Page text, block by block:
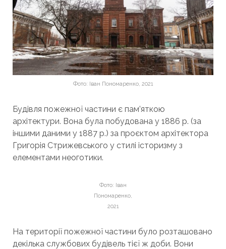
Фото: Іван Пономаренко, 2021
Будівля пожежної частини є пам’яткою
архітектури. Вона була побудована у 1886 р. (за
іншими даними у 1887 р.) за проєктом архітектора
Григорія Стрижевського у стилі історизму з
елементами неоготики.
Фото: Іван
Пономаренко,
2021
На території пожежної частини було розташовано
декілька службових будівель тієї ж доби. Вони